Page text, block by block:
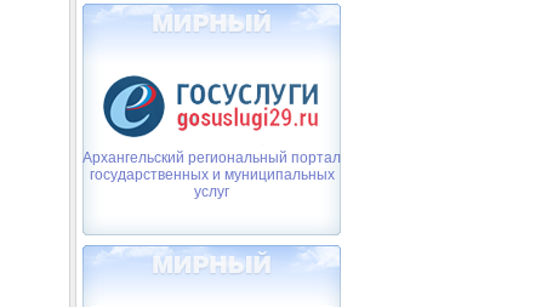
Архангельский региональный портал
государственных и муниципальных
услуг